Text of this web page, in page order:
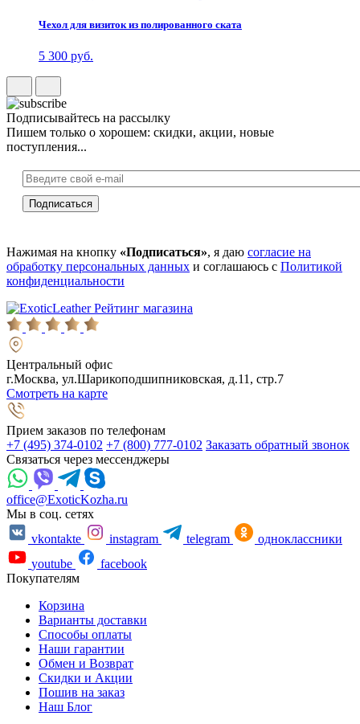
Чехол для визиток из полированного ската
5 300 руб.
Подписывайтесь на рассылку
Пишем только о хорошем: скидки, акции, новые
поступления...
Нажимая на кнопку «Подписаться», я даю согласие на
обработку персональных данных и соглашаюсь с Политикой
конфиденциальности
Рейтинг магазина
Центральный офис
г.Москва, ул.Шарикоподшипниковская, д.11, стр.7
Смотреть на карте
Прием заказов по телефонам
+7 (495) 374-0102 +7 (800) 777-0102 Заказать обратный звонок
Связаться через мессенджеры
office@ExoticKozha.ru
Мы в соц. сетях
vkontakte
instagram telegram
одноклассники
youtube
facebook
Покупателям
Корзина
Варианты доставки
Способы оплаты
Наши гарантии
Обмен и Возврат
Скидки и Акции
Пошив на заказ
Наш Блог